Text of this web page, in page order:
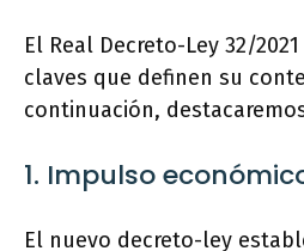
El Real Decreto-Ley 32/
claves que definen su
continuación,
1. Impulso
El nuevo decreto-ley